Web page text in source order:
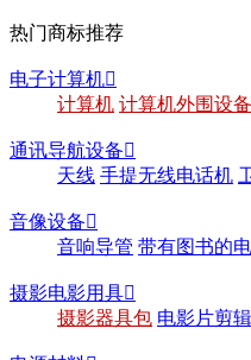
热门商标推荐
电子计算机
计算机 计算机外围设备
通讯导航设备
天线 手提无线电话机
音像设备
音响导管 带有图书的
摄影电影用具
摄影器具包 电影片剪